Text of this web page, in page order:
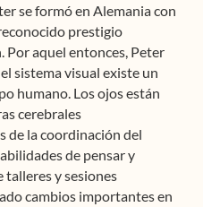
se formó en Alemania con
prestigio
aquel entonces, Peter
sistema visual existe un
humano. Los ojos están
cerebrales
de la coordinación del
de pensar y
talleres y sesiones
cambios importantes en